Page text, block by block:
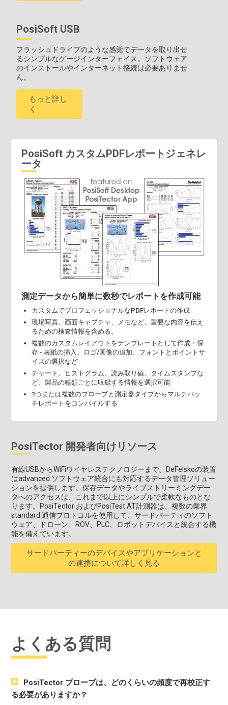
PosiSoft USB
フラッシュドライブのような感覚でデータを取り出せ
るシンプルなゲージインターフェイス。ソフトウェア
のインストールやインターネット接続は必要ありませ
ん。
もっと詳し
く
PosiSoft カスタムPDFレポートジェネレ
ータ
測定データから簡単に数秒でレポートを作成可能
カスタムでプロフェッショナルなPDFレポートの作成
現場写真、画面キャプチャ、メモなど、重要な内容を伝え
るための検査情報を含める。
複数のカスタムレイアウトをテンプレートとして作成・保
存 - 表紙の挿入、ロゴ/画像の追加、フォントとポイントサ
イズの選択など
チャート、ヒストグラム、読み取り値、タイムスタンプな
ど、製品の種類ごとに収録する情報を選択可能
1つまたは複数のプローブと測定器タイプからマルチバッ
チレポートをコンパイルする
PosiTector 開発者向けリソース
有線USBからWiFiワイヤレステクノロジーまで、DeFelskoの装置
はadvanced ソフトウェア統合にも対応するデータ管理ソリュー
ションを提供します。保存データやライブストリーミングデー
タへのアクセスは、これまで以上にシンプルで柔軟なものとな
ります。PosiTector およびPosiTest AT計測器は、複数の業界
standard 通信プロトコルを使用して、サードパーティのソフト
ウェア、ドローン、ROV、PLC、ロボットデバイスと統合する機
能を備えています。
サードパーティーのデバイスやアプリケーションと
の連携について詳しく見る
よくある質問
PosiTector プローブは、どのくらいの頻度で再校正す
る必要がありますか？